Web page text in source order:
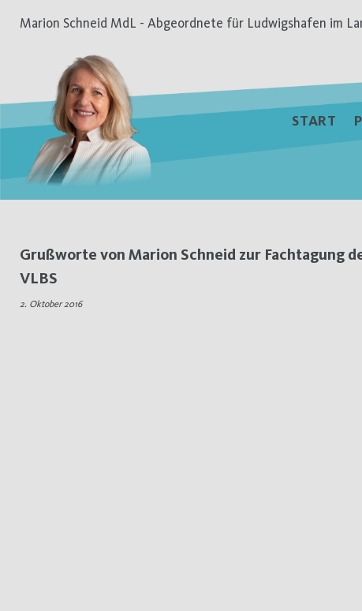
Inhalt
Marion Schneid MdL - Abgeordnete für Ludwigshafen im
START
Tag:
2.
Grußworte von Marion Schneid zur Fachtagung
VLBS
2. Oktober 2016